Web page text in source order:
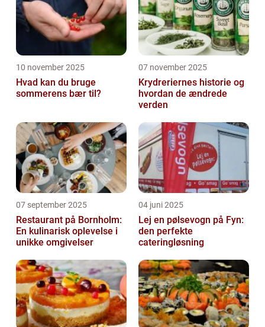
10 november 2025
Hvad kan du bruge
sommerens bær til?
07 november 2025
Krydreriernes historie og
hvordan de ændrede
verden
07 september 2025
Restaurant på Bornholm:
En kulinarisk oplevelse i
unikke omgivelser
04 juni 2025
Lej en pølsevogn på Fyn:
den perfekte
cateringløsning